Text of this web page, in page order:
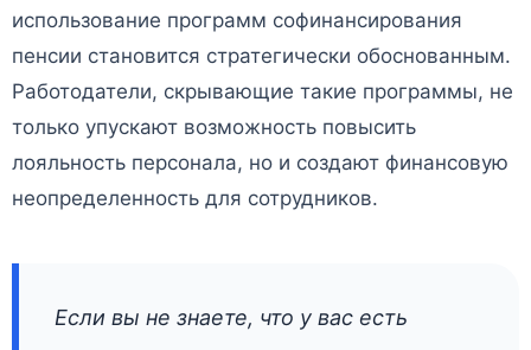
использование программ софинансирования
пенсии становится стратегически обоснованным.
Работодатели, скрывающие такие программы, не
только упускают возможность повысить
лояльность персонала, но и создают финансовую
неопределенность для сотрудников.
Если вы не знаете, что у вас есть